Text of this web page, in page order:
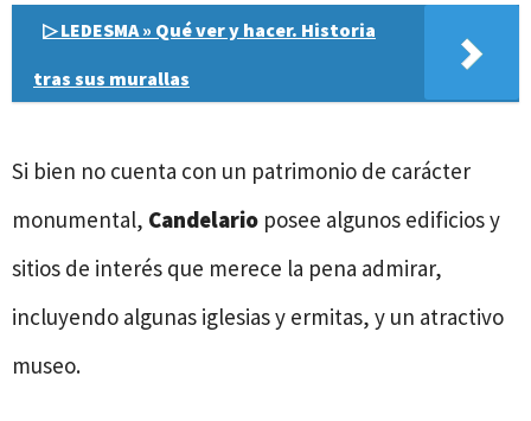
▷ LEDESMA » Qué ver y hacer. Historia
tras sus murallas
Si bien no cuenta con un patrimonio de carácter
monumental, Candelario posee algunos edificios y
sitios de interés que merece la pena admirar,
incluyendo algunas iglesias y ermitas, y un atractivo
museo.